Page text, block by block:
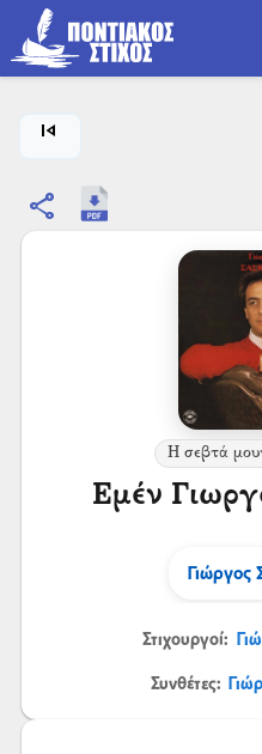
skip_previous
share
Η σεβτά
Εμέν
Γιώργος
Στιχουργοί:
Συνθέτες: